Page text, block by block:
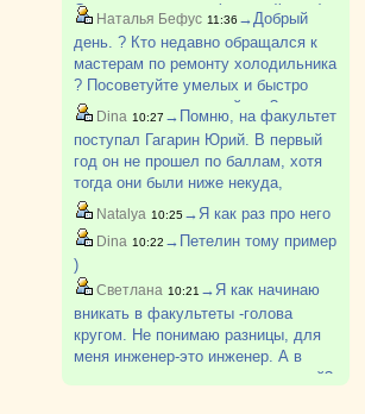
Студент с долгами (старший курс)
опять поступал для подстраховки и
не стал учится, тк долги успел
закрыть. Но у меня чего-то други?
Наталья Бефус 11:36 →Добрый
день. ? Кто недавно обращался к
мастерам по ремонту холодильника
? Посоветуйте умелых и быстро
приезжающих пожалуйста ?
Dina 10:27 →Помню, на факультет
поступал Гагарин Юрий. В первый
год он не прошел по баллам, хотя
тогда они были ниже некуда,
наверно самые низкие во всем
ЮУрГу. Вроде позже поступил, но
не знаю, окончил или нет
Natalya 10:25→Я как раз про него
Dina 10:22 →Петелин тому пример
)
Светлана 10:21 →Я как начинаю
вникать в факультеты -голова
кругом. Не понимаю разницы, для
меня инженер-это инженер. А в
каждом вузе столько направлений?